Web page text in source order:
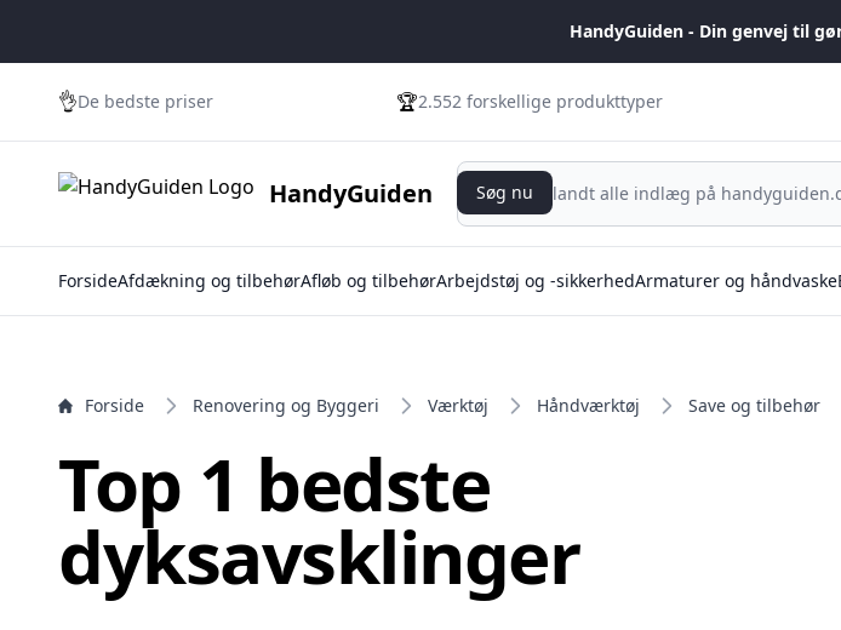
HandyGuiden - Din genvej til
👌De bedste priser 🏆2.552 forskellige produkttyper
HandyGuiden
Søg nu
Søg nu
ForsideAfdækning og tilbehørAfløb og tilbehørArbejdstøj og -sikkerhedArmaturer og håndvaske
Forside Renovering og Byggeri Værktøj Håndværktøj Save og tilbehør
Top 1 bedste
dyksavsklinger